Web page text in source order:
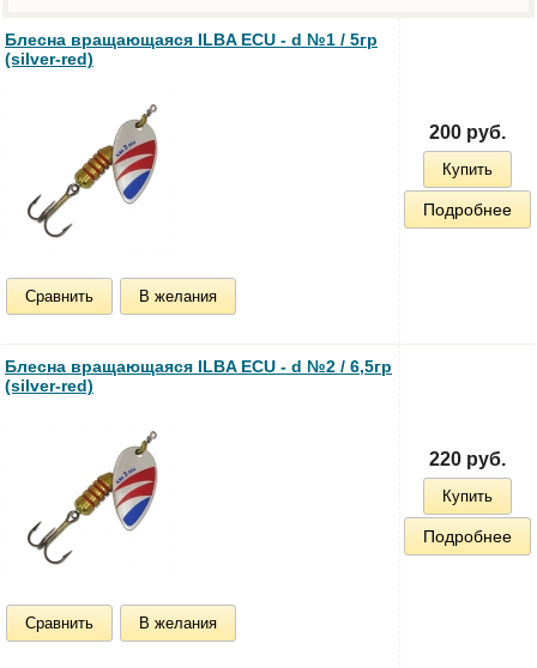
Блесна вращающаяся ILBA ECU - d №1 / 5гр
(silver-red)
Сравнить В желания
200 руб.
Купить
Подробнее
Блесна вращающаяся ILBA ECU - d №2 / 6,5гр
(silver-red)
Сравнить В желания
220 руб.
Купить
Подробнее